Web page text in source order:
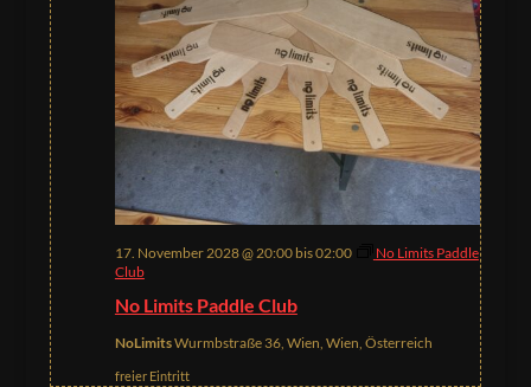
No Limits Paddle Club
17. November 2028 @ 20:00bis02:00
No Limits Paddle
Club
NoLimitsWurmbstraße 36, Wien, Wien, Österreich
freier Eintritt